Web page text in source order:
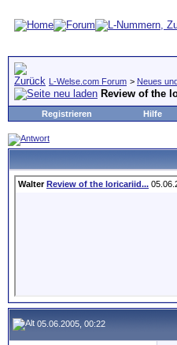
L-Welse.com Forum > Neues
Review of the
Registrieren Hilfe
Walter Review of the loricariid...
05.06.2005, 00:22